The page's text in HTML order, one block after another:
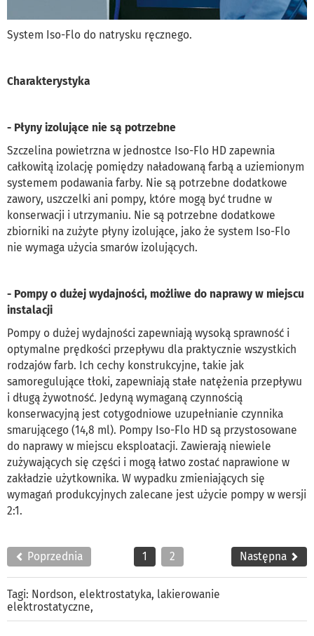
System Iso-Flo do natrysku ręcznego.
Charakterystyka
- Płyny izolujące nie są potrzebne
Szczelina powietrzna w jednostce Iso-Flo HD zapewnia
całkowitą izolację pomiędzy naładowaną farbą a uziemionym
systemem podawania farby. Nie są potrzebne dodatkowe
zawory, uszczelki ani pompy, które mogą być trudne w
konserwacji i utrzymaniu. Nie są potrzebne dodatkowe
zbiorniki na zużyte płyny izolujące, jako że system Iso-Flo
nie wymaga użycia smarów izolujących.
- Pompy o dużej wydajności, możliwe do naprawy w miejscu
instalacji
Pompy o dużej wydajności zapewniają wysoką sprawność i
optymalne prędkości przepływu dla praktycznie wszystkich
rodzajów farb. Ich cechy konstrukcyjne, takie jak
samoregulujące tłoki, zapewniają stałe natężenia przepływu
i długą żywotność. Jedyną wymaganą czynnością
konserwacyjną jest cotygodniowe uzupełnianie czynnika
smarującego (14,8 ml). Pompy Iso-Flo HD są przystosowane
do naprawy w miejscu eksploatacji. Zawierają niewiele
zużywających się części i mogą łatwo zostać naprawione w
zakładzie użytkownika. W wypadku zmieniających się
wymagań produkcyjnych zalecane jest użycie pompy w wersji
2:1.
Poprzednia 1 2 Następna
Tagi: Nordson, elektrostatyka, lakierowanie
elektrostatyczne,